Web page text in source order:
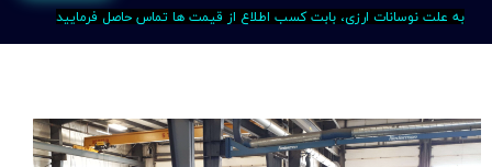
به علت نوسانات ارزی، بابت کسب اطلاع از قیمت ها تماس حاصل فرمایید